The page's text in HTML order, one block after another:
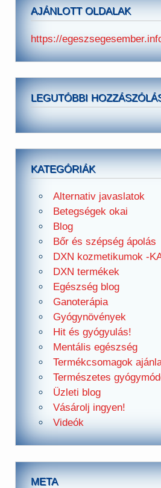
AJÁNLOTT OLDALAK
https://
LEGUTÓBBI
KATEGÓRIÁK
Alternativ javaslatok
Betegségek okai
Blog
Bőr és szépség ápolás
DXN kozmetikumok -
DXN termékek
Egészség blog
Ganoterápia
Gyógynövények
Hit és gyógyulás!
Mentális egészség
Termékcsomagok
Természetes
Üzleti blog
Vásárolj ingyen!
Videók
META